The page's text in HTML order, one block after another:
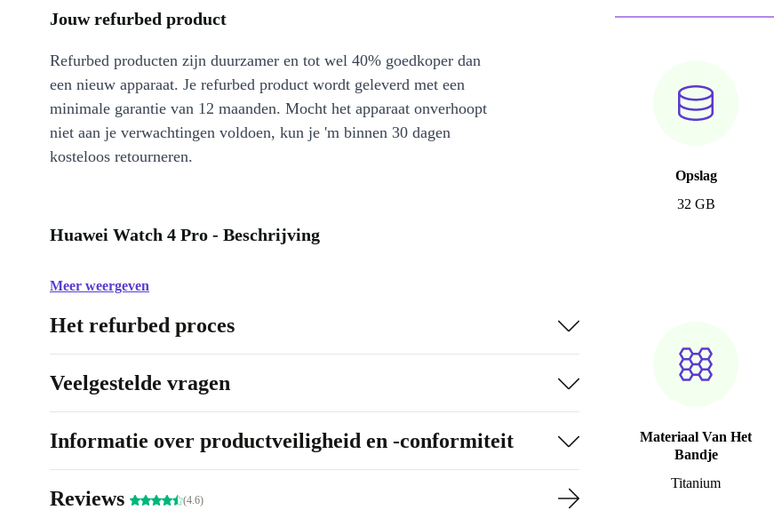
Opslag
32 GB
Materiaal Van Het
Bandje
Titanium
Jouw refurbed product
Refurbed producten zijn duurzamer en tot wel 40% goedkoper dan
een nieuw apparaat. Je refurbed product wordt geleverd met een
minimale garantie van 12 maanden. Mocht het apparaat onverhoopt
niet aan je verwachtingen voldoen, kun je 'm binnen 30 dagen
kosteloos retourneren.
Huawei Watch 4 Pro - Beschrijving
Meer weergeven
Het refurbed proces
Veelgestelde vragen
Informatie over productveiligheid en -conformiteit
Reviews (4.6)